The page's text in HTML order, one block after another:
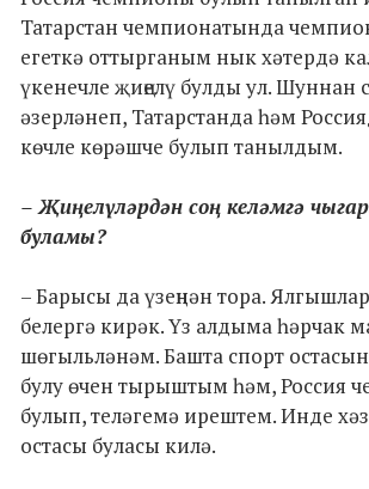
Татарстан чемпионатында
егеткә оттырганым нык хәтердә
үкенечле җиңелү булды ул. Шуннан
әзерләнеп, Татарстанда һәм
көчле көрәшче булып танылдым.
– Җиңелүләрдән соң келәмгә
буламы?
– Барысы да үзеңнән тора.
белергә кирәк. Үз алдыма һәрчак
шөгыльләнәм. Башта спорт
булу өчен тырыштым һәм, Россия
булып, теләгемә ирештем. Инде
остасы буласы килә.